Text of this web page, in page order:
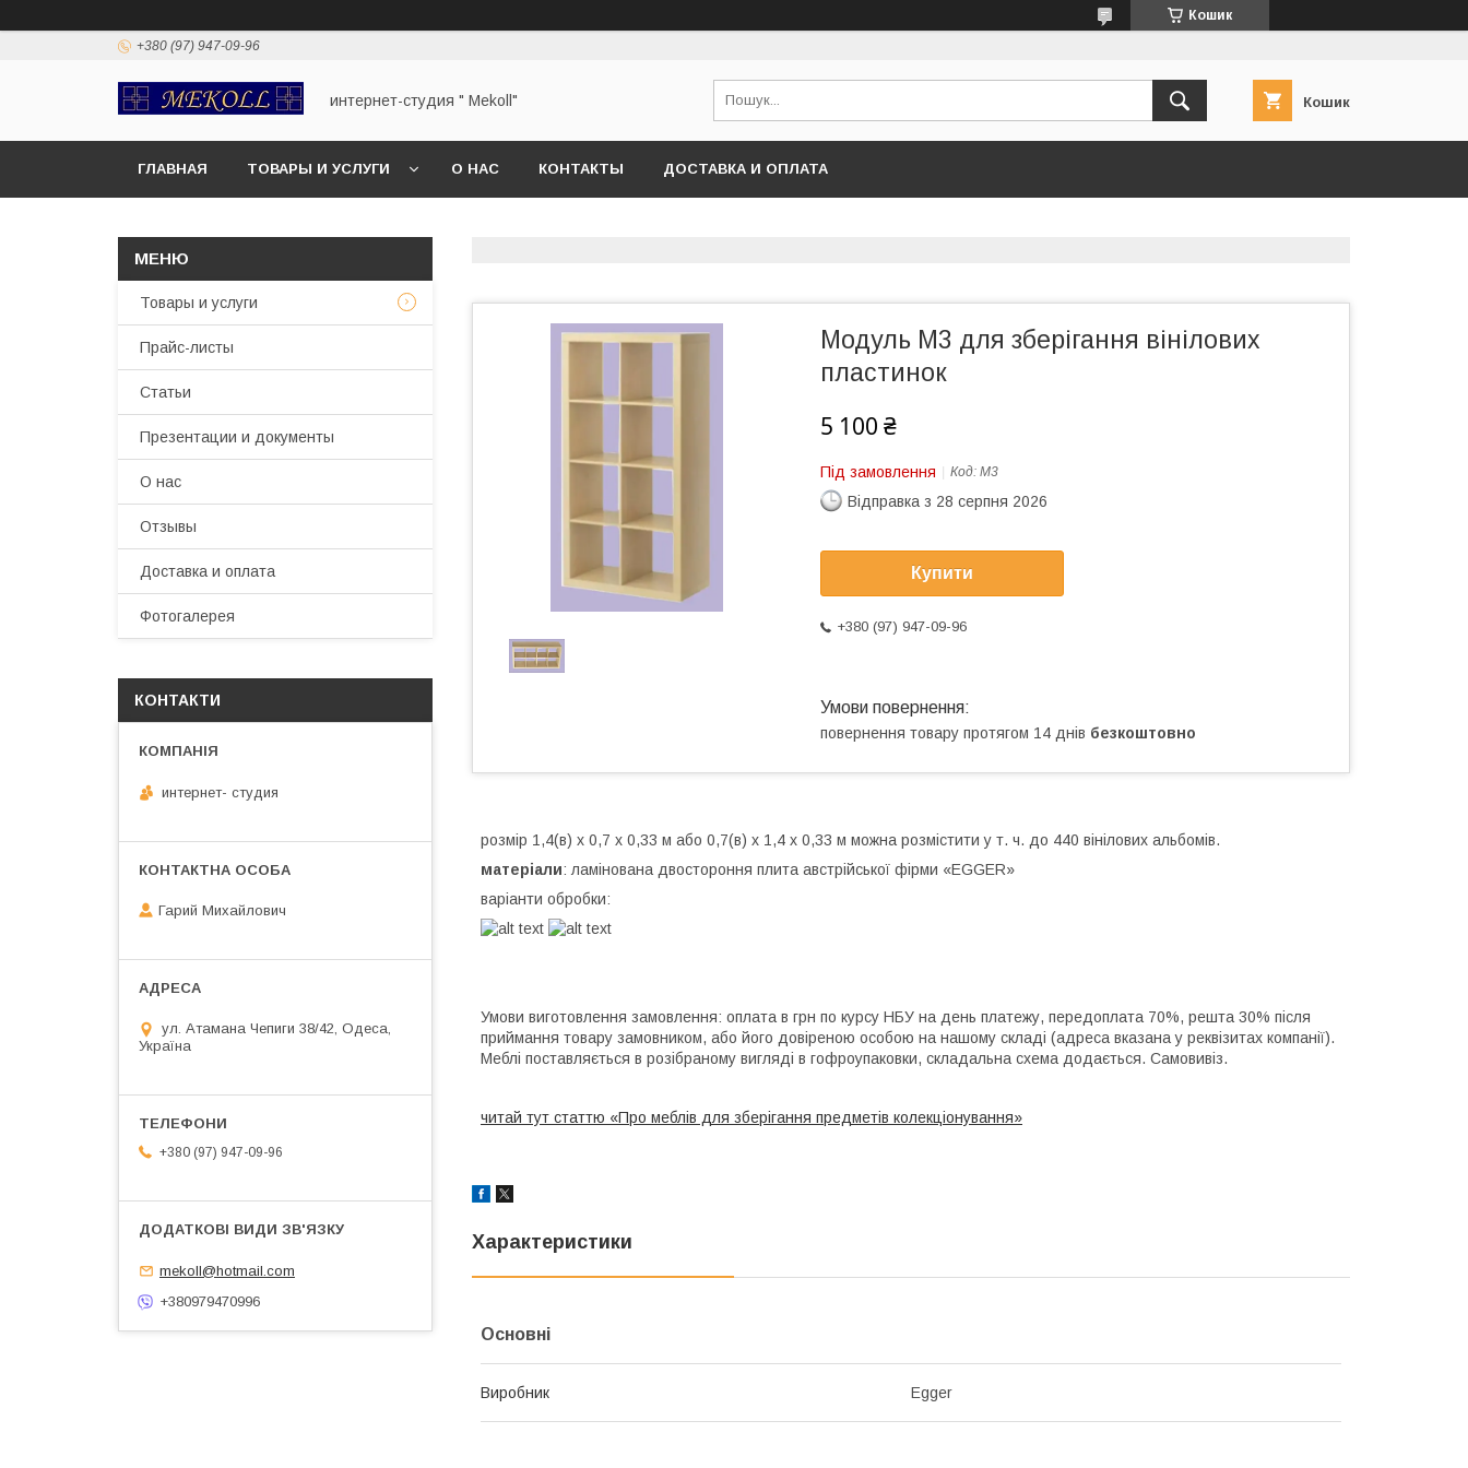
Кошик
+380 (97) 947-09-96
интернет-студия " Mekoll" Кошик
ГЛАВНАЯ ТОВАРЫ И УСЛУГИ О НАС КОНТАКТЫ ДОСТАВКА И ОПЛАТА
Модуль М3 для зберігання вінілових
пластинок
5 100 ₴
Під замовлення Код: М3
Відправка з 28 серпня 2026
Купити
+380 (97) 947-09-96
повернення товару протягом 14 днів безкоштовно
розмір 1,4(в) х 0,7 х 0,33 м або 0,7(в) х 1,4 х 0,33 м можна розмістити у т. ч. до 440 вінілових альбомів.
матеріали: ламінована двостороння плита австрійської фірми «EGGER»
варіанти обробки:
Умови виготовлення замовлення: оплата в грн по курсу НБУ на день платежу, передоплата 70%, решта 30% після
приймання товару замовником, або його довіреною особою на нашому складі (адреса вказана у реквізитах компанії).
Меблі поставляється в розібраному вигляді в гофроупаковки, складальна схема додається. Самовивіз.
читай тут статтю «Про меблів для зберігання предметів колекціонування»
Характеристики
Основні
Виробник Egger
Товары и услуги
Прайс-листы
Статьи
Презентации и документы
О нас
Отзывы
Доставка и оплата
Фотогалерея
КОНТАКТИ
интернет- студия
Гарий Михайлович
ул. Атамана Чепиги 38/42, Одеса,
Україна
+380 (97) 947-09-96
mekoll@hotmail.com
+380979470996